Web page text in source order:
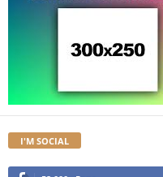
I'M SOCIAL